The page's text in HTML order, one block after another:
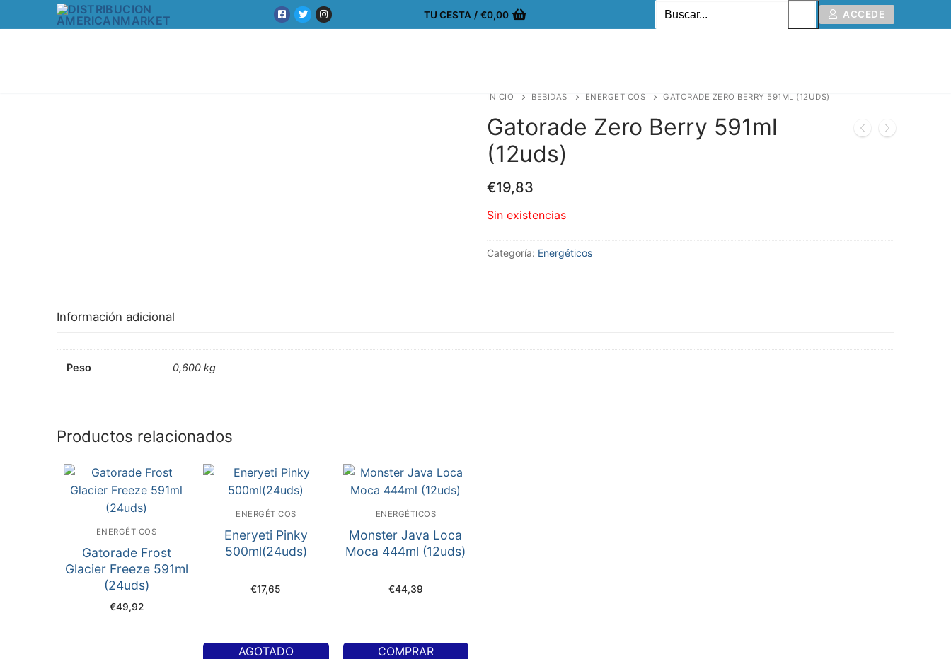
TU CESTA / €0,00 ACCEDE
INICIO BEBIDAS ENERGÉTICOS GATORADE ZERO BERRY 591ML (12UDS)
Gatorade Zero Berry 591ml
(12uds)
€19,83
Sin existencias
Categoría: Energéticos
Información adicional
Peso 0,600 kg
Productos relacionados
ENERGÉTICOS
Gatorade Frost
Glacier Freeze 591ml
(24uds)
€49,92
ENERGÉTICOS
Eneryeti Pinky
500ml(24uds)
€17,65
AGOTADO
ENERGÉTICOS
Monster Java Loca
Moca 444ml (12uds)
€44,39
COMPRAR